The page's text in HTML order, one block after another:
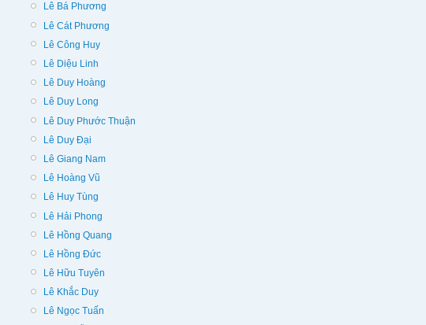
Lê Bá Phương
Lê Cát Phương
Lê Công Huy
Lê Diệu Linh
Lê Duy Hoàng
Lê Duy Long
Lê Duy Phước Thuận
Lê Duy Đại
Lê Giang Nam
Lê Hoàng Vũ
Lê Huy Tùng
Lê Hải Phong
Lê Hồng Quang
Lê Hồng Đức
Lê Hữu Tuyên
Lê Khắc Duy
Lê Ngọc Tuấn